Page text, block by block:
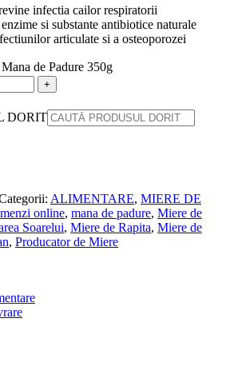
infectia cailor respiratorii
si substante antibiotice naturale
articulate si a osteoporozei
de Padure 350g
DORIT
ALIMENTARE, MIERE DE
online, mana de padure, Miere de
Soarelui, Miere de Rapita, Miere de
, Producator de Miere